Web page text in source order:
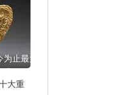
止最大
大重